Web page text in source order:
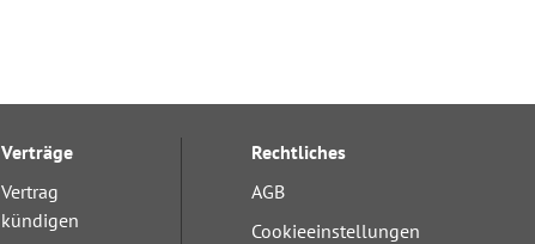
Verträge
Vertrag
kündigen
Rechtliches
AGB
Cookieeinstellungen